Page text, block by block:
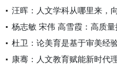
汪晖：人文学科从哪里来，
杨志敏 宋伟 高雪霞：高质
杜卫：论美育是基于审美经
康骞：人文教育赋能新时代